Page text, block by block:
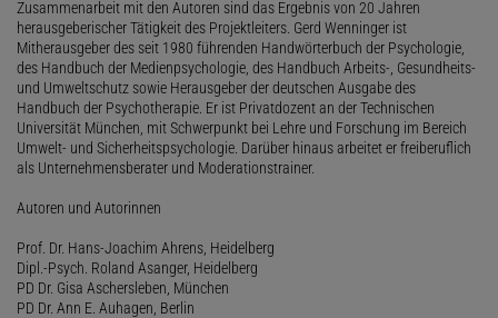
Zusammenarbeit mit den Autoren sind das Ergebnis von 20 Jahren
herausgeberischer Tätigkeit des Projektleiters. Gerd Wenninger ist
Mitherausgeber des seit 1980 führenden Handwörterbuch der Psychologie,
des Handbuch der Medienpsychologie, des Handbuch Arbeits-, Gesundheits-
und Umweltschutz sowie Herausgeber der deutschen Ausgabe des
Handbuch der Psychotherapie. Er ist Privatdozent an der Technischen
Universität München, mit Schwerpunkt bei Lehre und Forschung im Bereich
Umwelt- und Sicherheitspsychologie. Darüber hinaus arbeitet er freiberuflich
als Unternehmensberater und Moderationstrainer.
Autoren und Autorinnen
Prof. Dr. Hans-Joachim Ahrens, Heidelberg
Dipl.-Psych. Roland Asanger, Heidelberg
PD Dr. Gisa Aschersleben, München
PD Dr. Ann E. Auhagen, Berlin